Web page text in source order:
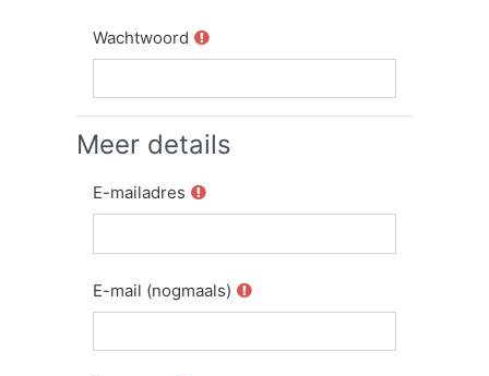
Wachtwoord
Meer details
E-mailadres
E-mail (nogmaals)